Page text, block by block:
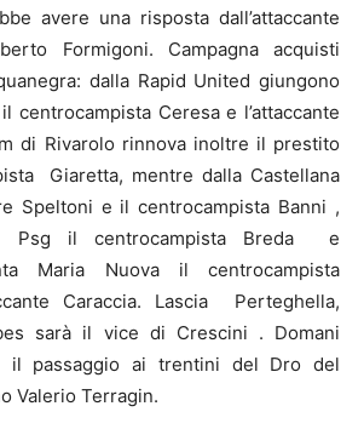
avere una risposta dall’attaccante
Formigoni. Campagna acquisti
dalla Rapid United giungono
centrocampista Ceresa e l’attaccante
di Rivarolo rinnova inoltre il prestito
Giaretta, mentre dalla Castellana
Speltoni e il centrocampista Banni ,
Psg il centrocampista Breda e
Maria Nuova il centrocampista
Caraccia. Lascia Perteghella,
sarà il vice di Crescini . Domani
il passaggio ai trentini del Dro del
Valerio Terragin.